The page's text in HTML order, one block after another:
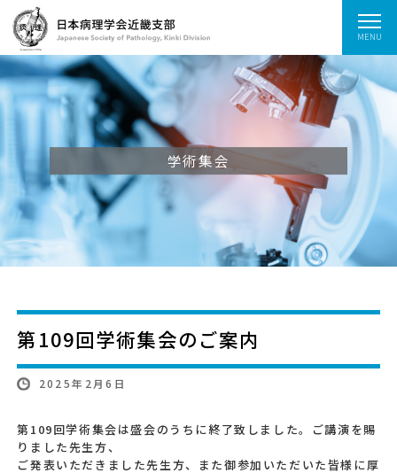
MENU
学術集会
第109回学術集会のご案内
2025年2月6日
第109回学術集会は盛会のうちに終了致しました。ご講演を賜
りました先生方、
ご発表いただきました先生方、また御参加いただいた皆様に厚